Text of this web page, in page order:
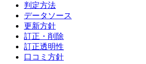
判定方法
データソース
更新方針
訂正・削除
訂正透明性
口コミ方針